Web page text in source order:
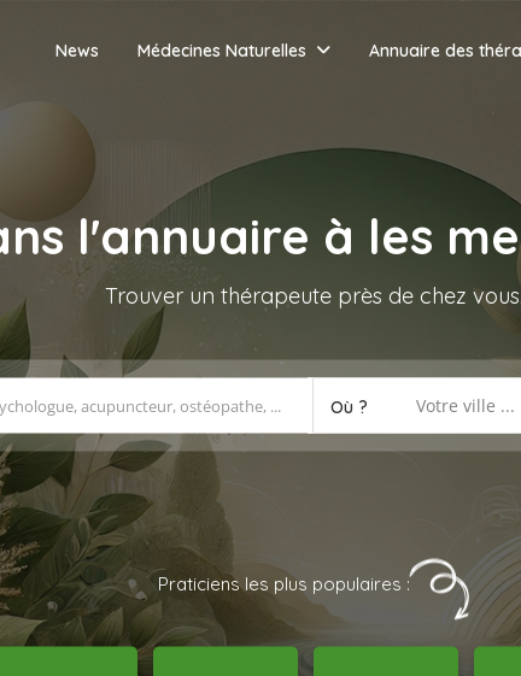
News Médecines Naturelles Annuaire des
l'annuaire à les
Trouver un thérapeute près de chez vous.
Où ? Votre ville ...
Praticiens les plus populaires :